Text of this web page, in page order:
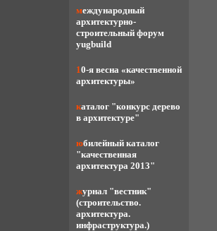
международный
архитектурно-
строительный форум
yugbuild
10-я весна «качественной
архитектуры»
каталог "конкурс дерево
в архитектуре"
юбилейный каталог
"качественная
архитектура 2013"
журнал "вестник"
(строительство.
архитектура.
инфраструктура.)